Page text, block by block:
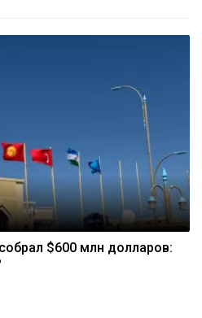
$600 млн долларов: